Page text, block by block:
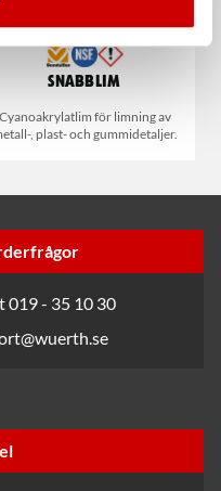
Snabblim
Cyanoakrylatlim för limning av
, plast- och gummidetaljer.
019 - 35 10 30